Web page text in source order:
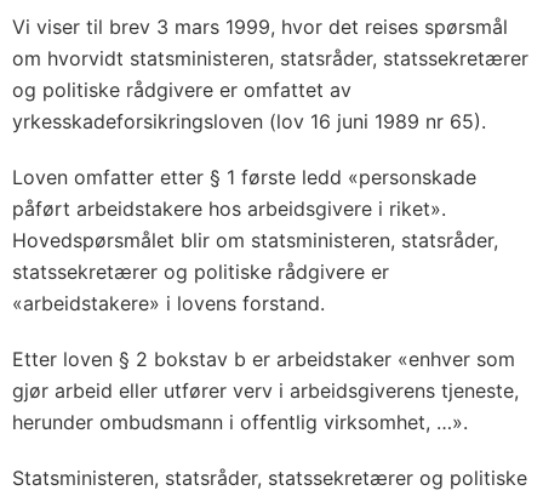
Vi viser til brev 3 mars 1999, hvor det reises spørsmål
om hvorvidt statsministeren, statsråder, statssekretærer
og politiske rådgivere er omfattet av
yrkesskadeforsikringsloven (lov 16 juni 1989 nr 65).
Loven omfatter etter § 1 første ledd «personskade
påført arbeidstakere hos arbeidsgivere i riket».
Hovedspørsmålet blir om statsministeren, statsråder,
statssekretærer og politiske rådgivere er
«arbeidstakere» i lovens forstand.
Etter loven § 2 bokstav b er arbeidstaker «enhver som
gjør arbeid eller utfører verv i arbeidsgiverens tjeneste,
herunder ombudsmann i offentlig virksomhet, …».
Statsministeren, statsråder, statssekretærer og politiske